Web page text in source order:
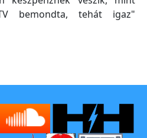
bemondta, tehát igaz"